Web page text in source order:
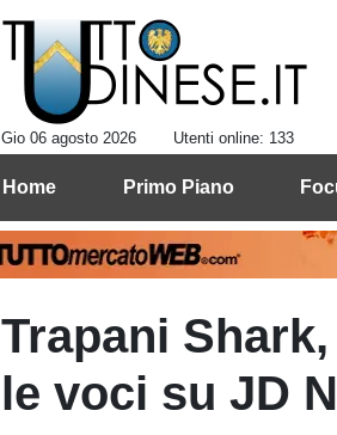
Gio 06 agosto 2026 Utenti online: 133
Home Primo Piano
Trapani
le voci su JD